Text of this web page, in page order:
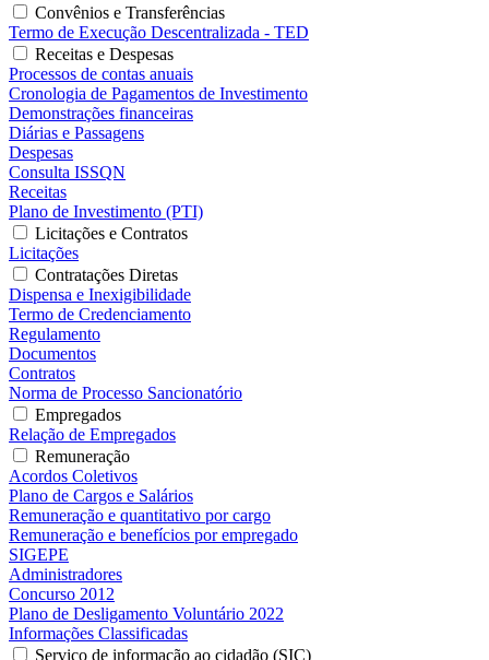
Convênios e Transferências
Termo de Execução Descentralizada - TED
Receitas e Despesas
Processos de contas anuais
Cronologia de Pagamentos de Investimento
Demonstrações financeiras
Diárias e Passagens
Despesas
Consulta ISSQN
Receitas
Plano de Investimento (PTI)
Licitações e Contratos
Licitações
Contratações Diretas
Dispensa e Inexigibilidade
Termo de Credenciamento
Regulamento
Documentos
Contratos
Norma de Processo Sancionatório
Empregados
Relação de Empregados
Remuneração
Acordos Coletivos
Plano de Cargos e Salários
Remuneração e quantitativo por cargo
Remuneração e benefícios por empregado
SIGEPE
Administradores
Concurso 2012
Plano de Desligamento Voluntário 2022
Informações Classificadas
Serviço de informação ao cidadão (SIC)